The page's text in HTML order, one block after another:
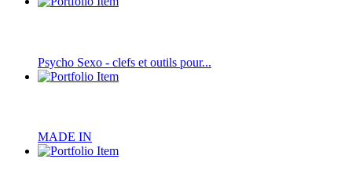
Psycho Sexo - clefs et outils pour...
MADE IN